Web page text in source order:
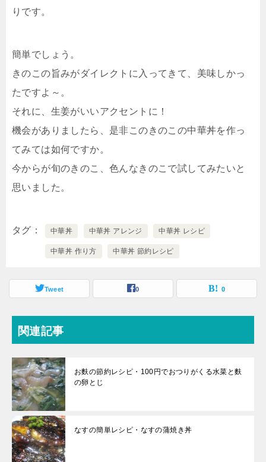
りです。
簡単でしょう。
きのこの旨みがダイレクトに入ってきて、美味しかっ
たですよ～。
それに、生姜がいいアクセントに！
機会がありましたら、是非このきのこの中華丼を作っ
てみては如何ですか。
今からが旬のきのこ、色んなきのこで試してみたいと
思いました。
タグ 中華丼 中華丼 アレンジ 中華丼 レシピ
中華丼 作り方 中華丼 節約レシピ
Tweet 0 0
関連記事
お麩の節約レシピ・100円でおつりがくる水菜と麩
の卵とじ
なすの簡単レシピ・なすの蒲焼き丼